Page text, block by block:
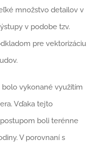
množstvo detailov v
v podobe tzv.
pre vektorizáciu
vykonané využitím
Vďaka tejto
boli terénne
V porovnaní s